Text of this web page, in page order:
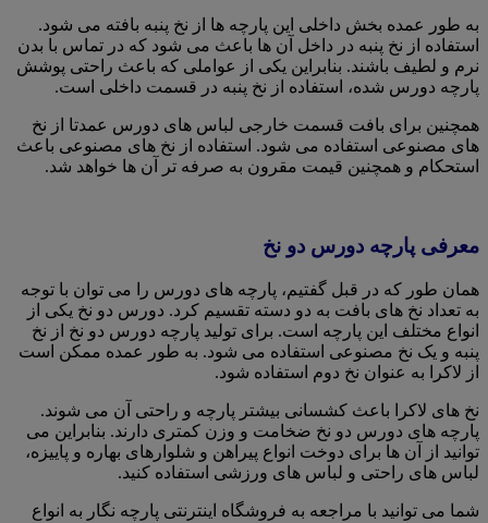
به طور عمده بخش داخلی این پارچه ها از نخ پنبه بافته می شود.
استفاده از نخ پنبه در داخل آن ها باعث می شود که در تماس با بدن
نرم و لطیف باشند. بنابراین یکی از عواملی که باعث راحتی پوشش
پارچه دورس شده، استفاده از نخ پنبه در قسمت داخلی است.
همچنین برای بافت قسمت خارجی لباس های دورس عمدتا از نخ
های مصنوعی استفاده می شود. استفاده از نخ های مصنوعی باعث
استحکام و همچنین قیمت مقرون به صرفه تر آن ها خواهد شد.
معرفی پارچه دورس دو نخ
همان طور که در قبل گفتیم، پارچه های دورس را می توان با توجه
به تعداد نخ های بافت به دو دسته تقسیم کرد. دورس دو نخ یکی از
انواع مختلف این پارچه است. برای تولید پارچه دورس دو نخ از نخ
پنبه و یک نخ مصنوعی استفاده می شود. به طور عمده ممکن است
از لاکرا به عنوان نخ دوم استفاده شود.
نخ های لاکرا باعث کشسانی بیشتر پارچه و راحتی آن می شوند.
پارچه های دورس دو نخ ضخامت و وزن کمتری دارند. بنابراین می
توانید از آن ها برای دوخت انواع پیراهن و شلوارهای بهاره و پاییزه،
لباس های راحتی و لباس های ورزشی استفاده کنید.
شما می توانید با مراجعه به فروشگاه اینترنتی پارچه نگار به انواع